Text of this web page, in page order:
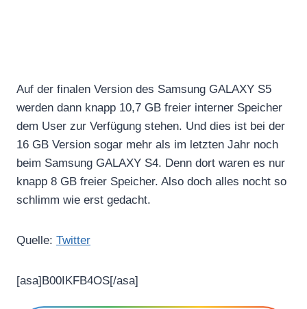
Auf der finalen Version des Samsung GALAXY S5
werden dann knapp 10,7 GB freier interner Speicher
dem User zur Verfügung stehen. Und dies ist bei der
16 GB Version sogar mehr als im letzten Jahr noch
beim Samsung GALAXY S4. Denn dort waren es nur
knapp 8 GB freier Speicher. Also doch alles nocht so
schlimm wie erst gedacht.
Quelle: Twitter
[asa]B00IKFB4OS[/asa]